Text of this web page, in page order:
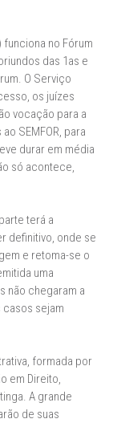
funciona no Fórum
das 1as e
O Serviço
os juízes
vocação para a
SEMFOR, para
durar em média
só acontece,
terá a
definitivo, onde se
e retoma-se o
uma
não chegaram a
casos sejam
formada por
em Direito,
A grande
de suas